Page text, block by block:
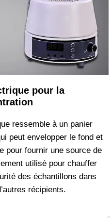
pour la
ressemble à un panier
peut envelopper le fond et
pour fournir une source de
utilisé pour chauffer
des échantillons dans
récipients.